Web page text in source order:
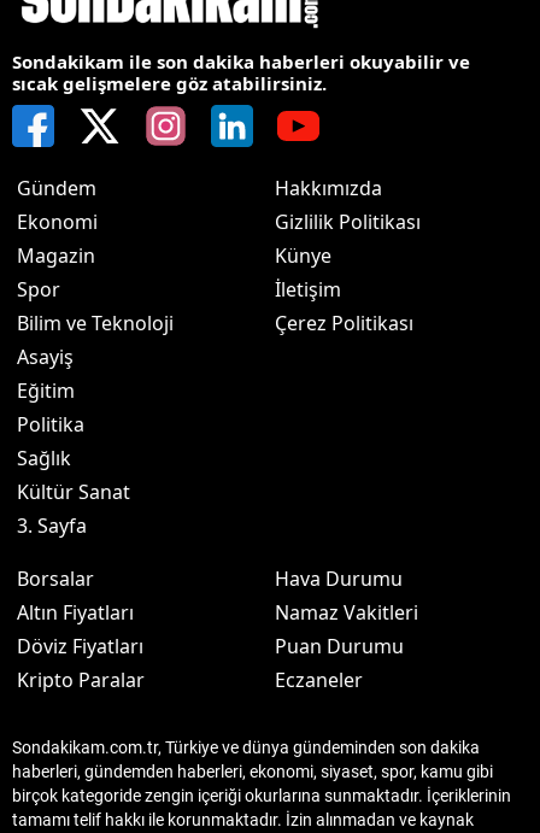
Sondakikam ile son dakika haberleri okuyabilir ve
sıcak gelişmelere göz atabilirsiniz.
Gündem
Ekonomi
Magazin
Spor
Bilim ve Teknoloji
Asayiş
Eğitim
Politika
Sağlık
Kültür Sanat
3. Sayfa
Hakkımızda
Gizlilik Politikası
Künye
İletişim
Çerez Politikası
Borsalar
Altın Fiyatları
Döviz Fiyatları
Kripto Paralar
Hava Durumu
Namaz Vakitleri
Puan Durumu
Eczaneler
Sondakikam.com.tr, Türkiye ve dünya gündeminden son dakika
haberleri, gündemden haberleri, ekonomi, siyaset, spor, kamu gibi
birçok kategoride zengin içeriği okurlarına sunmaktadır. İçeriklerinin
tamamı telif hakkı ile korunmaktadır. İzin alınmadan ve kaynak